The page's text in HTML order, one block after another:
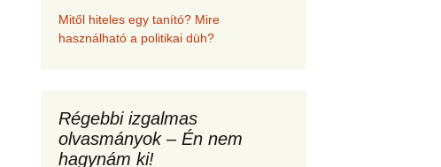
Mitől hiteles egy tanító? Mire
használható a politikai düh?
Régebbi izgalmas
olvasmányok – Én nem
hagynám ki!